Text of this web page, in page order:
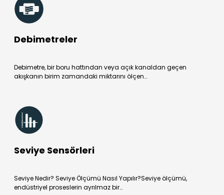
Debimetreler
Debimetre, bir boru hattından veya açık kanaldan geçen
akışkanın birim zamandaki miktarını ölçen…
Seviye Sensörleri
Seviye Nedir? Seviye Ölçümü Nasıl Yapılır?Seviye ölçümü,
endüstriyel proseslerin ayrılmaz bir…